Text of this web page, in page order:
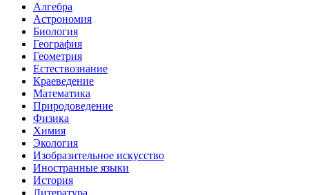
Алгебра
Астрономия
Биология
География
Геометрия
Естествознание
Краеведение
Математика
Природоведение
Физика
Химия
Экология
Изобразительное искусство
Иностранные языки
История